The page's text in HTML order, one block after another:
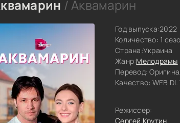
/ Аквамарин
Год выпуска:2022
Количество: 1
Страна:Украина
Жанр:Мелодрамы
Перевод:
Качество: WEB DL
Режиссер:
Сергей Крутин